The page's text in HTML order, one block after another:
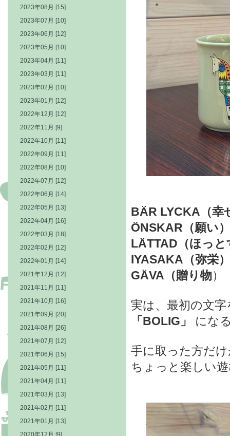
BÄR LYCKA（幸
ÖNSKAR（願い）
LÄTTAD（ほっと
IYASAKA（弥
GÄVA（贈り物）
実は、最初の文
「BOLIG」
にな
手に取った方だ
ちょっと楽しい
2023年08月 [15]
2023年07月 [10]
2023年06月 [12]
2023年05月 [10]
2023年04月 [11]
2023年03月 [11]
2023年02月 [10]
2023年01月 [12]
2022年12月 [12]
2022年11月 [9]
2022年10月 [11]
2022年09月 [11]
2022年08月 [10]
2022年07月 [12]
2022年06月 [14]
2022年05月 [13]
2022年04月 [16]
2022年03月 [18]
2022年02月 [12]
2022年01月 [14]
2021年12月 [12]
2021年11月 [11]
2021年10月 [16]
2021年09月 [20]
2021年08月 [26]
2021年07月 [12]
2021年06月 [15]
2021年05月 [11]
2021年04月 [11]
2021年03月 [13]
2021年02月 [11]
2021年01月 [13]
2020年12月 [9]